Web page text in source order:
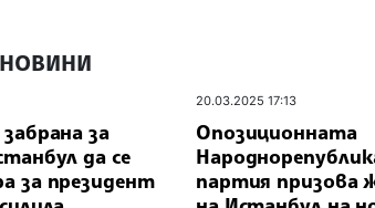
за
да се
за президент
20.03.2025 17:13
Опозиционната
партия призова